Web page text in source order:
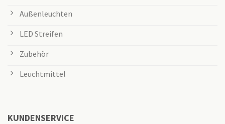
Außenleuchten
LED Streifen
Zubehör
Leuchtmittel
KUNDENSERVICE